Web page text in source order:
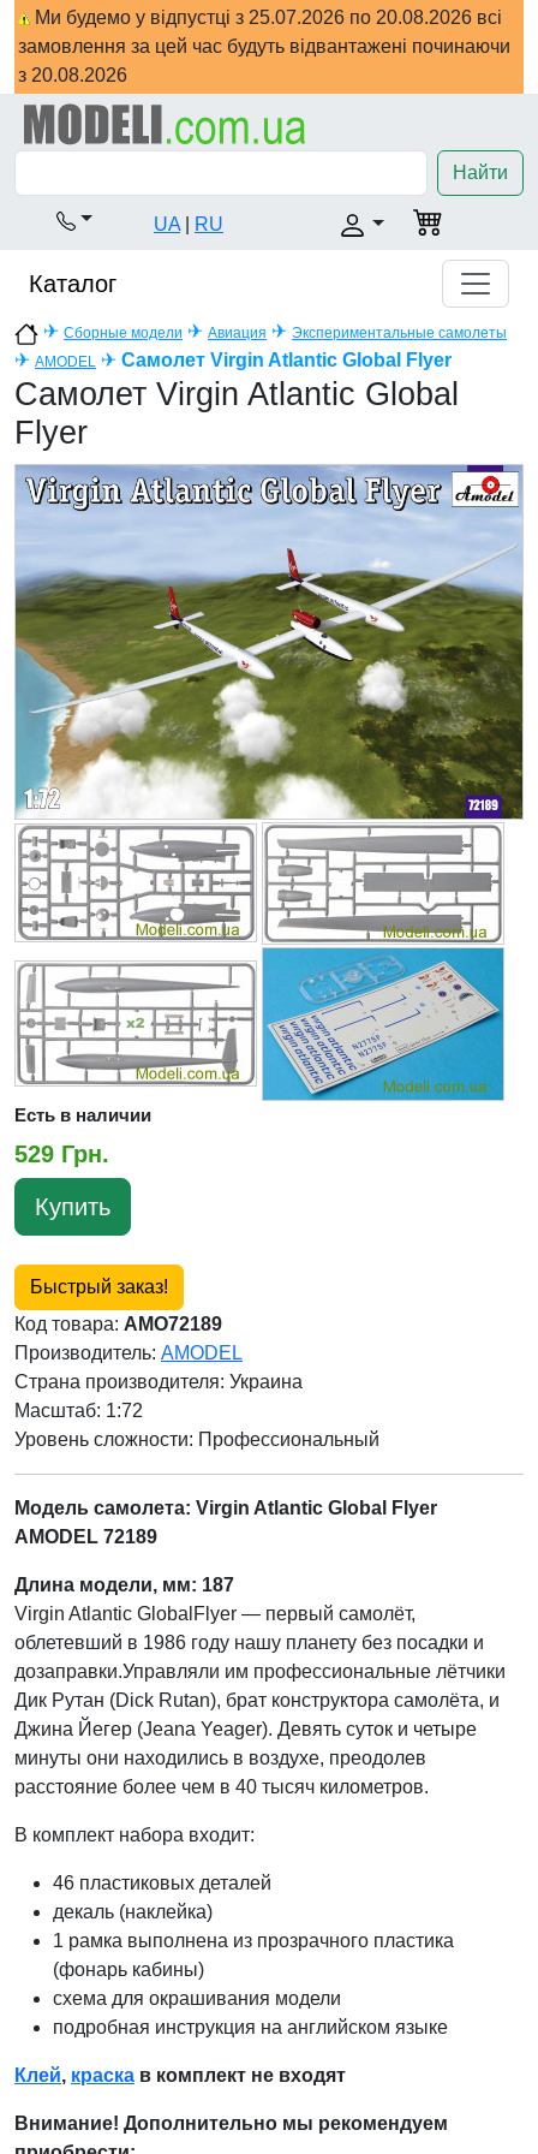
Ми будемо у відпустці з 25.07.2026 по 20.08.2026 всі
замовлення за цей час будуть відвантажені починаючи
з 20.08.2026
Найти
UA RU
Каталог
✈ Сборные модели ✈ Авиация ✈ Экспериментальные самолеты
✈ AMODEL ✈ Самолет Virgin Atlantic Global Flyer
Самолет Virgin Atlantic Global
Flyer
Есть в наличии
529 Грн.
Купить
Быстрый заказ!
Код товара: AMO72189
Производитель: AMODEL
Страна производителя: Украина
Масштаб: 1:72
Уровень сложности: Профессиональный
Модель самолета: Virgin Atlantic Global Flyer
AMODEL 72189
Длина модели, мм: 187
Virgin Atlantic GlobalFlyer — первый самолёт,
облетевший в 1986 году нашу планету без посадки и
дозаправки.Управляли им профессиональные лётчики
Дик Рутан (Dick Rutan), брат конструктора самолёта, и
Джина Йегер (Jeana Yeager). Девять суток и четыре
минуты они находились в воздухе, преодолев
расстояние более чем в 40 тысяч километров.
В комплект набора входит:
46 пластиковых деталей
декаль (наклейка)
1 рамка выполнена из прозрачного пластика
(фонарь кабины)
схема для окрашивания модели
подробная инструкция на английском языке
Клей, краска в комплект не входят
Внимание! Дополнительно мы рекомендуем